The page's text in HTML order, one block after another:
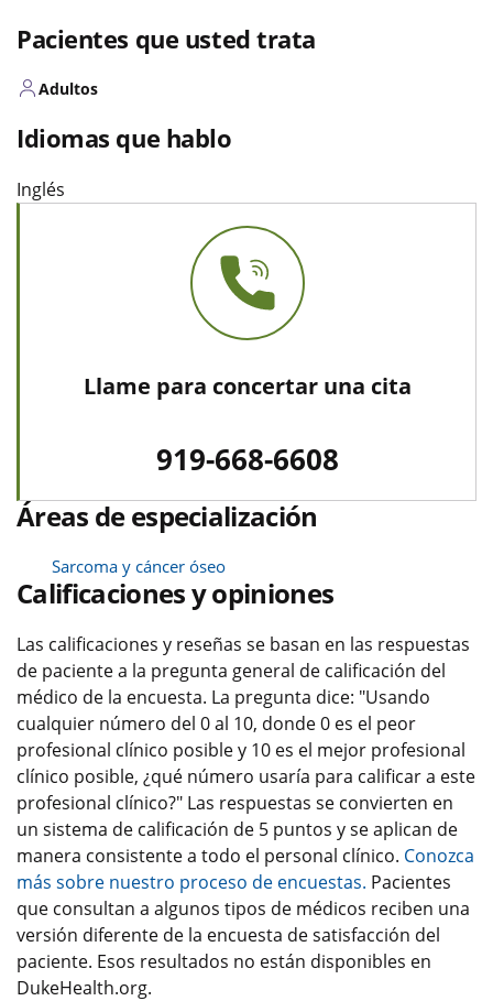
Pacientes que usted trata
Adultos
Idiomas que hablo
Inglés
Llame para concertar una cita
919-668-6608
Áreas de especialización
Sarcoma y cáncer óseo
Calificaciones y opiniones
Las calificaciones y reseñas se basan en las respuestas
de paciente a la pregunta general de calificación del
médico de la encuesta. La pregunta dice: "Usando
cualquier número del 0 al 10, donde 0 es el peor
profesional clínico posible y 10 es el mejor profesional
clínico posible, ¿qué número usaría para calificar a este
profesional clínico?" Las respuestas se convierten en
un sistema de calificación de 5 puntos y se aplican de
manera consistente a todo el personal clínico. Conozca
más sobre nuestro proceso de encuestas. Pacientes
que consultan a algunos tipos de médicos reciben una
versión diferente de la encuesta de satisfacción del
paciente. Esos resultados no están disponibles en
DukeHealth.org.